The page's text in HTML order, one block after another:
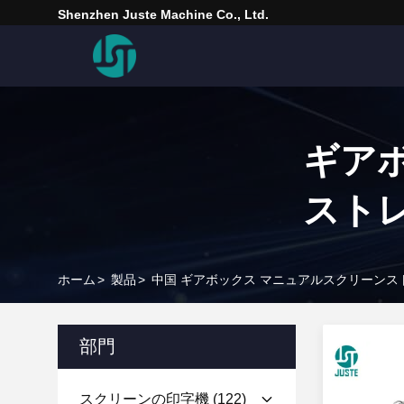
Shenzhen Juste Machine Co., Ltd.
ギア
スト
ホーム> 製品> 中国 ギアボックス マニュアルスクリーンス
部門
スクリーンの印字機 (122)